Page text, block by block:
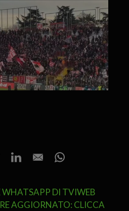
WHATSAPP DI TVIWEB
AGGIORNATO: CLICCA